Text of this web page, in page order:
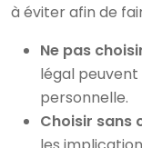
à éviter afin de
Ne pas
légal
personnelle.
Choisir sans